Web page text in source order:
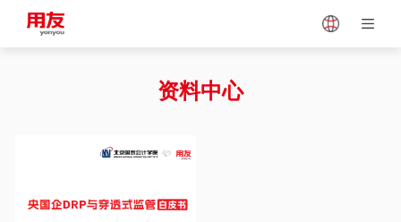
Vietnam
Indonesia
资料中心